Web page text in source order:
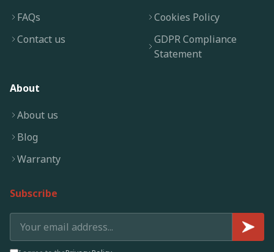
FAQs
Contact us
Cookies Policy
GDPR Compliance
Statement
About
About us
Blog
Warranty
Subscribe